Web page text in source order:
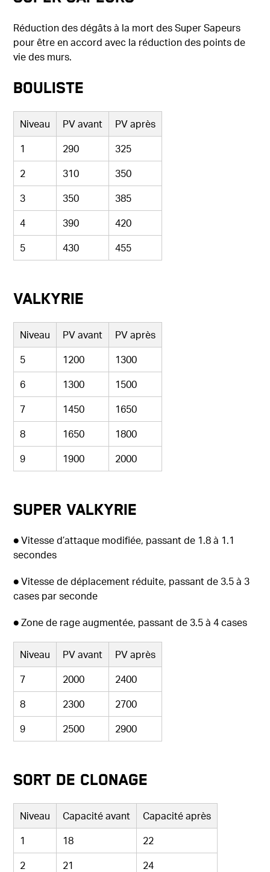
Réduction des dégâts à la mort des Super Sapeurs
pour être en accord avec la réduction des points de
vie des murs.
Bouliste
Niveau PV avant
PV après
1
290
325
2
310
350
3
350
385
4
390
420
5
430 455
Valkyrie
Niveau PV avant
PV après
5
1200
1300
6
1300
1500
7
1450
1650
8
1650
1800
9
1900 2000
Super Valkyrie
● Vitesse d’attaque modifiée, passant de 1.8 à 1.1
secondes
● Vitesse de déplacement réduite, passant de 3.5 à 3
cases par seconde
● Zone de rage augmentée, passant de 3.5 à 4 cases
Niveau PV avant
PV après
7
2000
2400
8
2300
2700
9
2500 2900
Sort de clonage
Niveau Capacité avant
Capacité après
1
18
22
2
21
24